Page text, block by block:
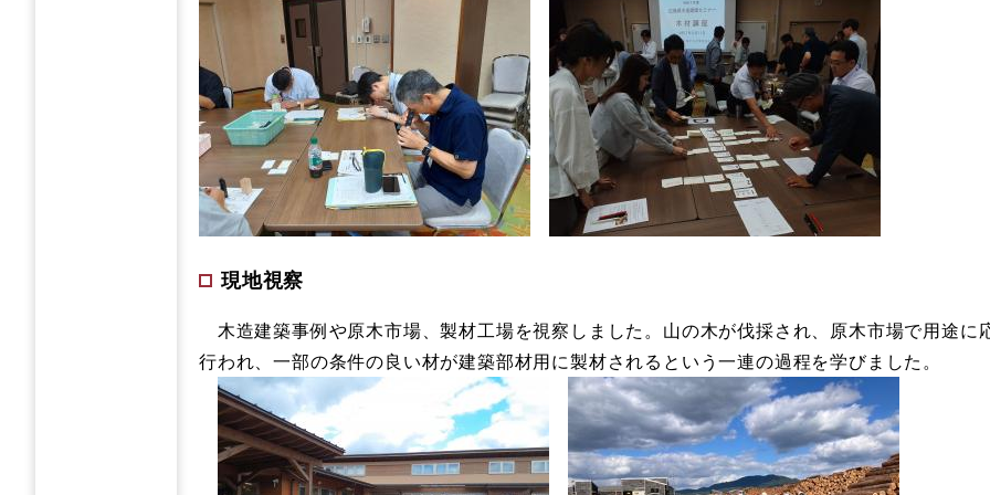
現地視察
木造建築事例や原木市場、製材工場を視察しました。山の木が伐採され、原木市場で用途に
行われ、一部の条件の良い材が建築部材用に製材されるという一連の過程を学びました。